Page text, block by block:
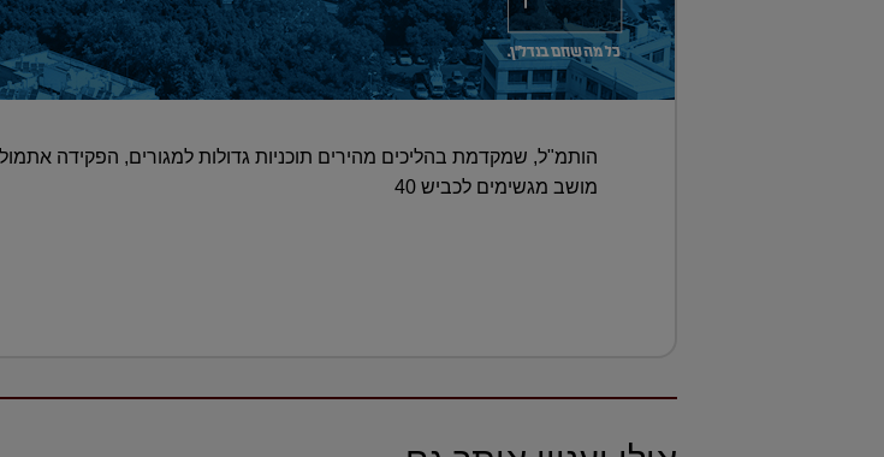
הותמ"ל, שמקדמת בהליכים מהירים תוכניות גדולות למגורים, הפקידה
מושב מגשימים לכביש 40